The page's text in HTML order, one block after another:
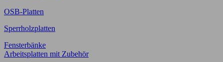
OSB-Platten
Sperrholzplatten
Fensterbänke
Arbeitsplatten mit Zubehör